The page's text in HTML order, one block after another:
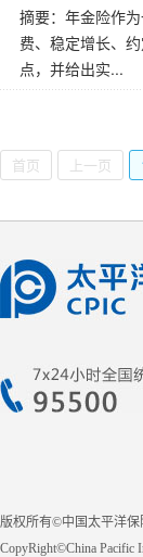
摘要：年金险作
费、稳定增长、
点，并给出实...
首页 上一页
版权所有©中国太平洋保
CopyRight©China Pacific